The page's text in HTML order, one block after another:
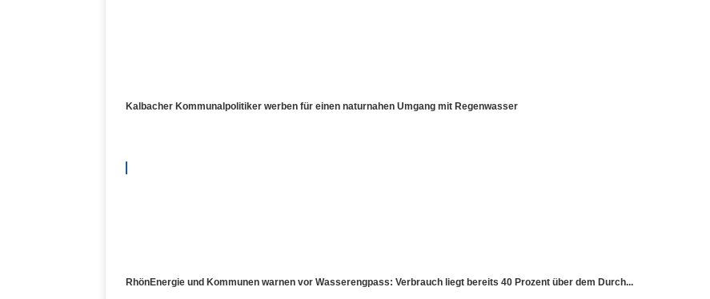
Kalbacher Kommunalpolitiker werben für einen naturnahen Umgang mit Regenwasser
RhönEnergie und Kommunen warnen vor Wasserengpass: Verbrauch liegt bereits 40 Prozent über dem Durch...